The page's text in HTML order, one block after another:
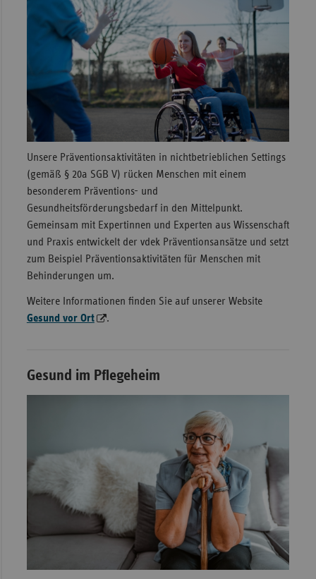
Unsere Präventionsaktivitäten in nichtbetrieblichen Settings
(gemäß § 20a SGB V) rücken Menschen mit einem
besonderem Präventions- und
Gesundheitsförderungsbedarf in den Mittelpunkt.
Gemeinsam mit Expertinnen und Experten aus Wissenschaft
und Praxis entwickelt der vdek Präventionsansätze und setzt
zum Beispiel Präventionsaktivitäten für Menschen mit
Behinderungen um.
Weitere Informationen finden Sie auf unserer Website
Gesund vor Ort
.
Gesund im Pflegeheim